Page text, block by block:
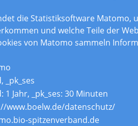
die Statistiksoftware Matomo,
und welche Teile der
von Matomo sammeln
_pk_ses
1 Jahr, _pk_ses: 30 Minuten
www.boelw.de/datenschutz/
spitzenverband.de